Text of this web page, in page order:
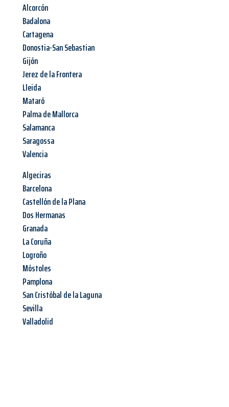
Alcorcón
Badalona
Cartagena
Donostia-San Sebastian
Gijón
Jerez de la Frontera
Lleida
Mataró
Palma de Mallorca
Salamanca
Saragossa
Valencia
Algeciras
Barcelona
Castellón de la Plana
Dos Hermanas
Granada
La Coruña
Logroño
Móstoles
Pamplona
San Cristóbal de la Laguna
Sevilla
Valladolid